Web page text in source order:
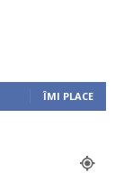
ÎMI PLACE